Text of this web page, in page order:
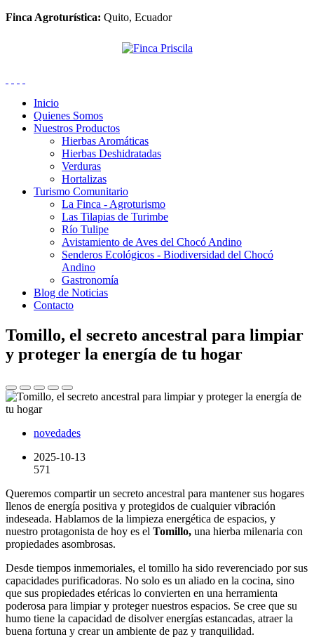
Finca Agroturística: Quito, Ecuador
Inicio
Quienes Somos
Nuestros Productos
Hierbas Aromáticas
Hierbas Deshidratadas
Verduras
Hortalizas
Turismo Comunitario
La Finca - Agroturismo
Las Tilapias de Turimbe
Río Tulipe
Avistamiento de Aves del Chocó Andino
Senderos Ecológicos - Biodiversidad del Chocó
Andino
Gastronomía
Blog de Noticias
Contacto
Tomillo, el secreto ancestral para limpiar
y proteger la energía de tu hogar
novedades
2025-10-13
571
Queremos compartir un secreto ancestral para mantener sus hogares
llenos de energía positiva y protegidos de cualquier vibración
indeseada. Hablamos de la limpieza energética de espacios, y
nuestro protagonista de hoy es el Tomillo, una hierba milenaria con
propiedades asombrosas.
Desde tiempos inmemoriales, el tomillo ha sido reverenciado por sus
capacidades purificadoras. No solo es un aliado en la cocina, sino
que sus propiedades etéricas lo convierten en una herramienta
poderosa para limpiar y proteger nuestros espacios. Se cree que su
humo tiene la capacidad de disolver energías estancadas, atraer la
buena fortuna y crear un ambiente de paz y tranquilidad.